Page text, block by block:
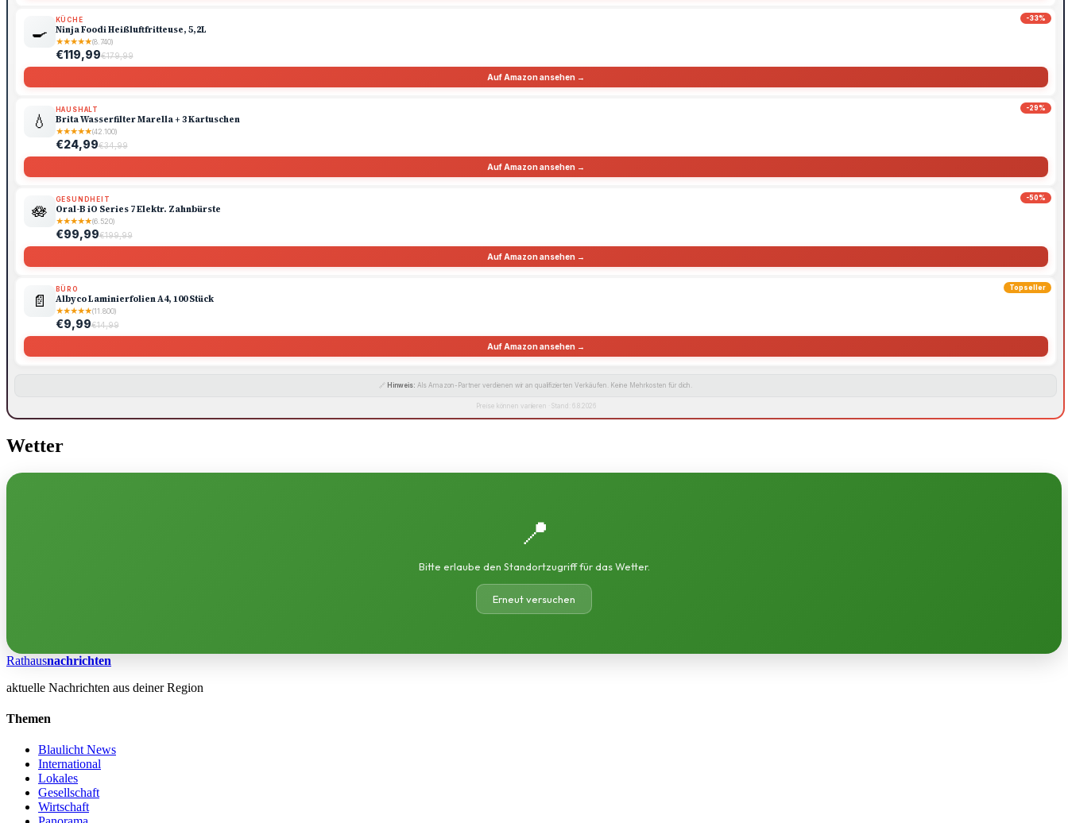
-33%
🍳
KÜCHE
Ninja Foodi Heißluftfritteuse, 5,2L
★★★★★(8.740)
€119,99€179,99
Auf Amazon ansehen →
-29%
💧
HAUSHALT
Brita Wasserfilter Marella + 3 Kartuschen
★★★★★(42.100)
€24,99€34,99
Auf Amazon ansehen →
-50%
🪷
GESUNDHEIT
Oral-B iO Series 7 Elektr. Zahnbürste
★★★★★(6.520)
€99,99€199,99
Auf Amazon ansehen →
Topseller
📄
BÜRO
Albyco Laminierfolien A4, 100 Stück
★★★★★(11.800)
€9,99€14,99
Auf Amazon ansehen →
🔗 Hinweis: Als Amazon-Partner verdienen wir an qualifizierten Verkäufen. Keine Mehrkosten für dich.
Preise können variieren · Stand: 6.8.2026
Wetter
📍
Bitte erlaube den Standortzugriff für das Wetter.
Erneut versuchen
Rathausnachrichten
aktuelle Nachrichten aus deiner Region
Themen
Blaulicht News
International
Lokales
Gesellschaft
Wirtschaft